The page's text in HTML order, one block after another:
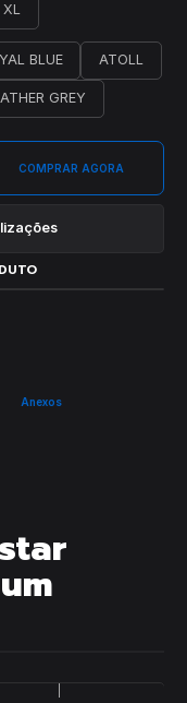
XL
BLUE ATOLL
GREY
COMPRAR AGORA
Anexos